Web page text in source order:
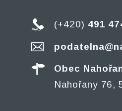
(+420) 491
Obec
Nahořany 76,